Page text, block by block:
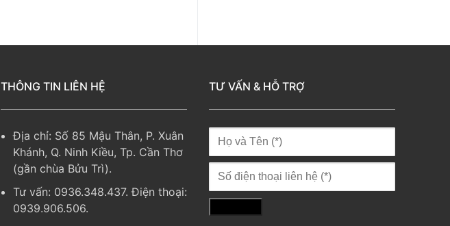
THÔNG TIN LIÊN HỆ
Địa chỉ: Số 85 Mậu Thân, P. Xuân
Khánh, Q. Ninh Kiều, Tp. Cần Thơ
(gần chùa Bửu Trì).
Tư vấn: 0936.348.437. Điện thoại:
0939.906.506.
TƯ VẤN & HỖ TRỢ